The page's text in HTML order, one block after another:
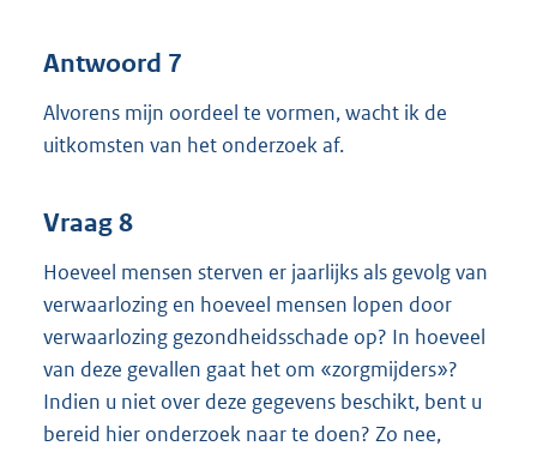
Antwoord 7
Alvorens mijn oordeel te vormen, wacht ik de
uitkomsten van het onderzoek af.
Vraag 8
Hoeveel mensen sterven er jaarlijks als gevolg van
verwaarlozing en hoeveel mensen lopen door
verwaarlozing gezondheidsschade op? In hoeveel
van deze gevallen gaat het om «zorgmijders»?
Indien u niet over deze gegevens beschikt, bent u
bereid hier onderzoek naar te doen? Zo nee,